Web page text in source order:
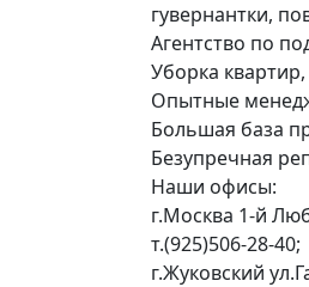
гувернантки,
Агентство по
Уборка
Опытные
Большая база
Безупречная
Наши офисы:
г.Москва 1-й
т.(925)506-28-40;
г.Жуковский